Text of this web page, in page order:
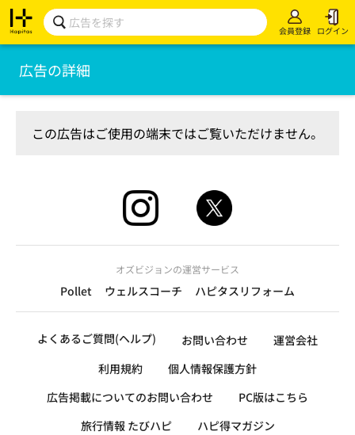
会員登録 ログイン
広告の詳細
この広告はご使用の端末ではご覧いただけません。
オズビジョンの運営サービス
Pollet ウェルスコーチ ハピタスリフォーム
よくあるご質問(ヘルプ) お問い合わせ
運営会社
利用規約
個人情報保護方針
広告掲載についてのお問い合わせ
PC版はこちら
旅行情報 たびハピ
ハピ得マガジン